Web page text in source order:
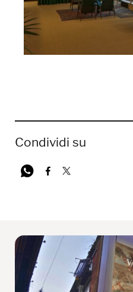
Condividi su